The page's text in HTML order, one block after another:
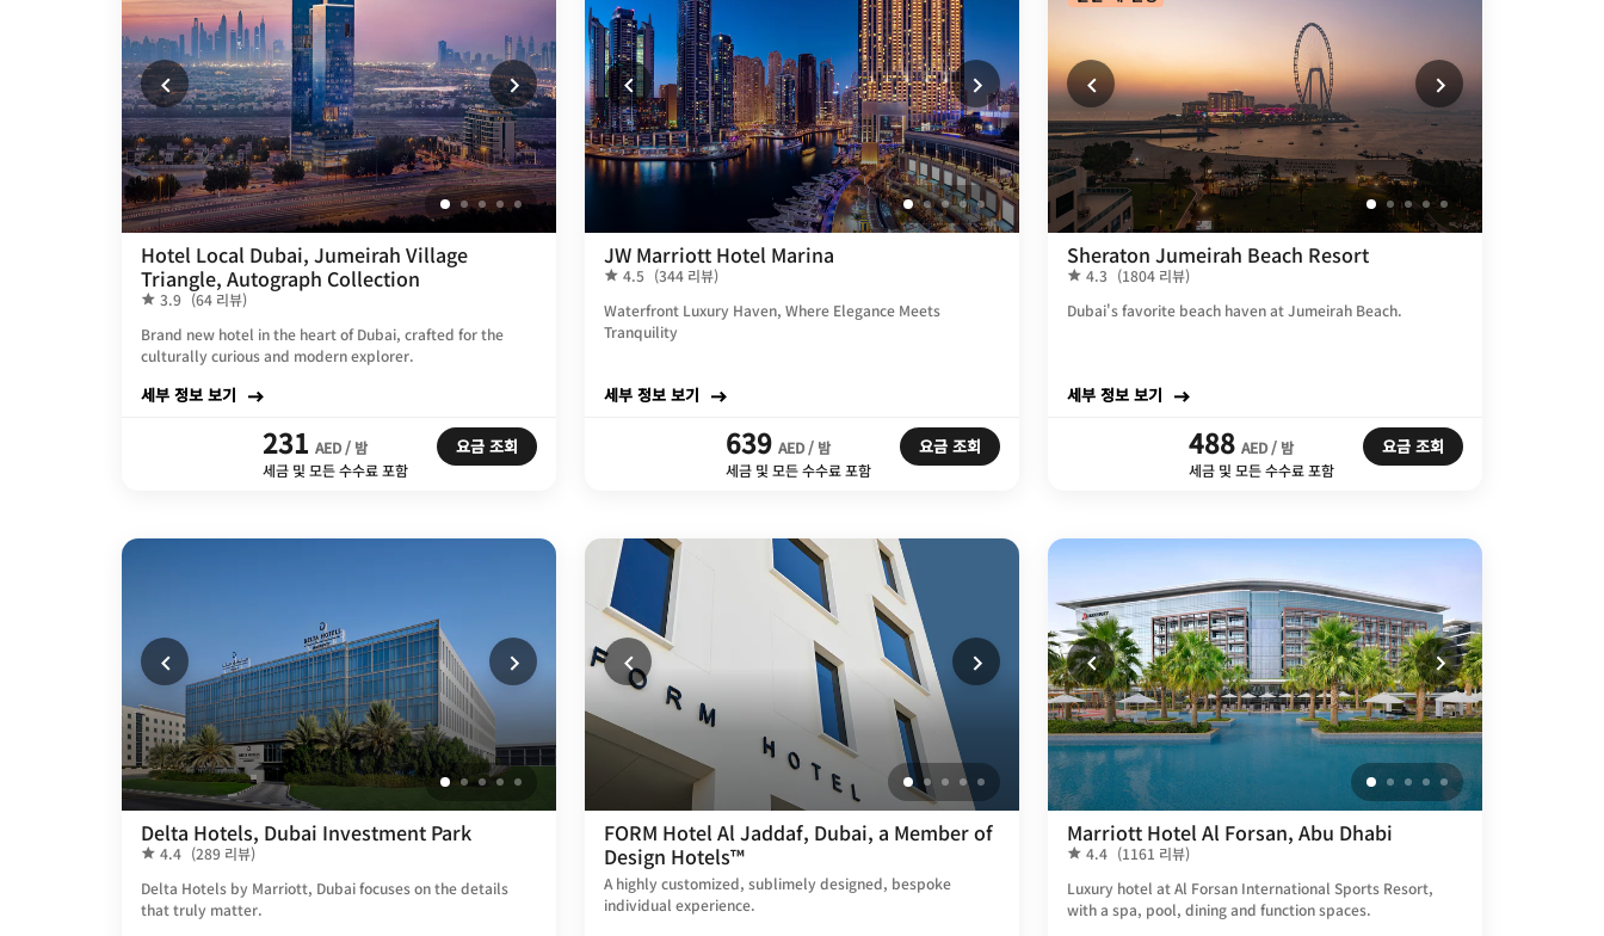
Hotel Local Dubai, Jumeirah Village
Triangle, Autograph Collection
3.9 (64 리뷰)
Brand new hotel in the heart of Dubai, crafted for the
culturally curious and modern explorer.
세부 정보 보기
231 AED / 밤
세금 및 모든 수수료 포함
요금 조회
JW Marriott Hotel Marina
4.5 (344 리뷰)
Waterfront Luxury Haven, Where Elegance Meets
Tranquility
세부 정보 보기
639 AED / 밤
세금 및 모든 수수료 포함
요금 조회
Sheraton Jumeirah Beach Resort
4.3 (1804 리뷰)
Dubai's favorite beach haven at Jumeirah Beach.
세부 정보 보기
488 AED / 밤
세금 및 모든 수수료 포함
요금 조회
Delta Hotels, Dubai Investment Park
4.4 (289 리뷰)
Delta Hotels by Marriott, Dubai focuses on the details
that truly matter.
FORM Hotel Al Jaddaf, Dubai, a Member of
Design Hotels™
A highly customized, sublimely designed, bespoke
individual experience.
Marriott Hotel Al Forsan, Abu Dhabi
4.4 (1161 리뷰)
Luxury hotel at Al Forsan International Sports Resort,
with a spa, pool, dining and function spaces.